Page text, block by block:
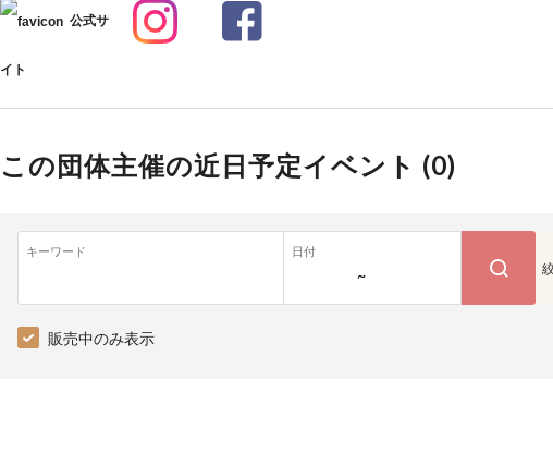
公式サ
イト
この団体主催の近日予定イベント (0)
キーワード 日付
~
販売中のみ表示